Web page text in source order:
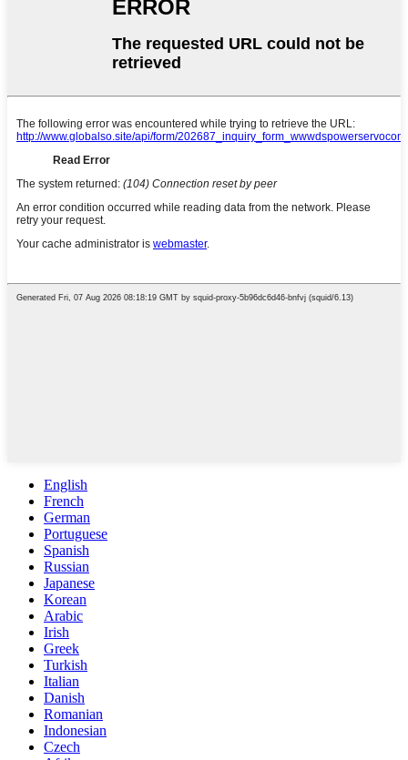
English
French
German
Portuguese
Spanish
Russian
Japanese
Korean
Arabic
Irish
Greek
Turkish
Italian
Danish
Romanian
Indonesian
Czech